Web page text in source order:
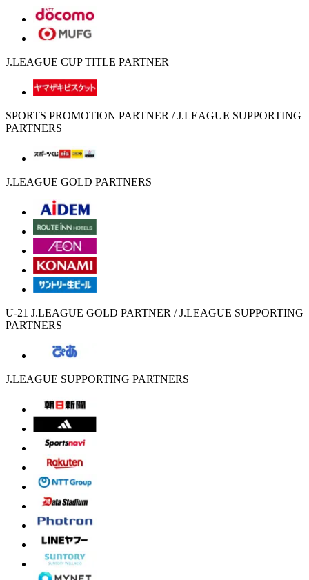
J.LEAGUE CUP TITLE PARTNER
SPORTS PROMOTION PARTNER / J.LEAGUE SUPPORTING
PARTNERS
J.LEAGUE GOLD PARTNERS
U-21 J.LEAGUE GOLD PARTNER / J.LEAGUE SUPPORTING
PARTNERS
J.LEAGUE SUPPORTING PARTNERS